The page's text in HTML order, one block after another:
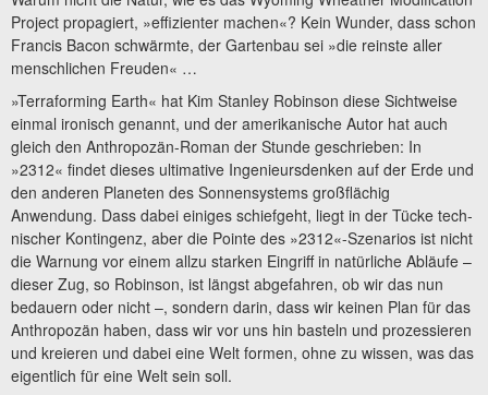
Project propagiert, »effizienter machen«? Kein Wunder, dass schon
Francis Bacon schwärmte, der Gartenbau sei »die reinste aller
menschlichen Freuden« …
»Terraforming Earth« hat Kim Stanley Robinson diese Sichtweise
einmal ironisch genannt, und der amerikanische Autor hat auch
gleich den Anthropozän-Roman der Stunde geschrieben: In
»2312« findet dieses ultimative Ingenieursdenken auf der Erde und
den anderen Planeten des Sonnensystems großflächig
Anwendung. Dass dabei einiges schiefgeht, liegt in der Tücke tech­
nischer Kontingenz, aber die Pointe des »2312«-Szenarios ist nicht
die Warnung vor einem allzu starken Eingriff in natürliche Abläufe –
dieser Zug, so Robinson, ist längst abgefahren, ob wir das nun
bedauern oder nicht –, sondern darin, dass wir keinen Plan für das
Anthropozän haben, dass wir vor uns hin basteln und prozessieren
und kreieren und dabei eine Welt formen, ohne zu wissen, was das
eigentlich für eine Welt sein soll.